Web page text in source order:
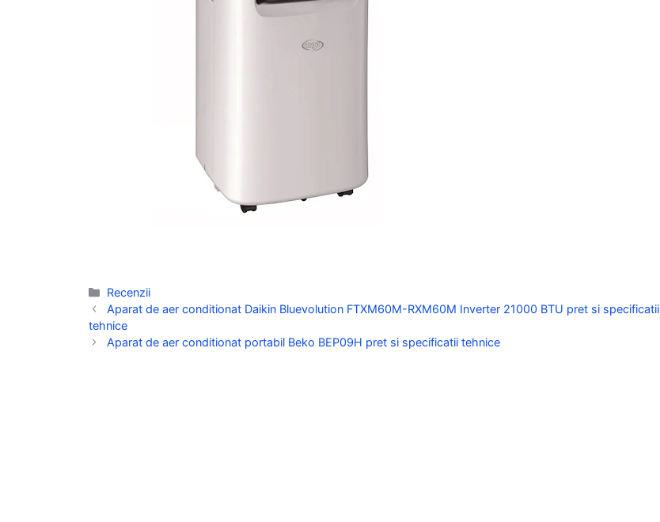
Categorii
Recenzii
Aparat de aer conditionat Daikin Bluevolution FTXM60M-RXM60M Inverter 21000 BTU pret si specificatii
tehnice
Aparat de aer conditionat portabil Beko BEP09H pret si specificatii tehnice